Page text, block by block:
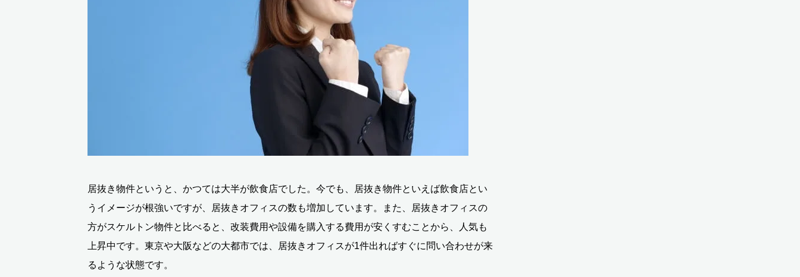
居抜き物件というと、かつては大半が飲食店でした。今でも、居抜き物件といえば飲食店とい
うイメージが根強いですが、居抜きオフィスの数も増加しています。また、居抜きオフィスの
方がスケルトン物件と比べると、改装費用や設備を購入する費用が安くすむことから、人気も
上昇中です。東京や大阪などの大都市では、居抜きオフィスが1件出ればすぐに問い合わせが来
るような状態です。